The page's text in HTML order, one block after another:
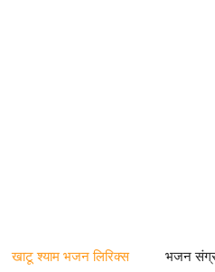
खाटू श्याम भजन लिरिक्स भजन